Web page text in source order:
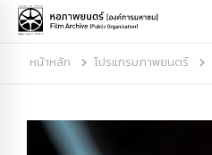
หน้าหลัก โปรแกรมภาพยนตร์